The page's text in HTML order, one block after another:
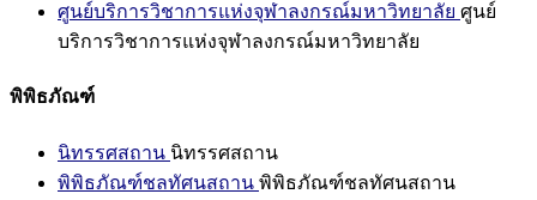
ศูนย์บริการวิชาการแห่งจุฬาลงกรณ์มหาวิทยาลัย ศูนย์
บริการวิชาการแห่งจุฬาลงกรณ์มหาวิทยาลัย
พิพิธภัณฑ์
นิทรรศสถาน นิทรรศสถาน
พิพิธภัณฑ์ชลทัศนสถาน พิพิธภัณฑ์ชลทัศนสถาน